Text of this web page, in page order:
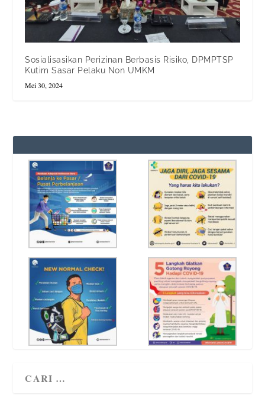
Sosialisasikan Perizinan Berbasis Risiko, DPMPTSP
Kutim Sasar Pelaku Non UMKM
Mei 30, 2024